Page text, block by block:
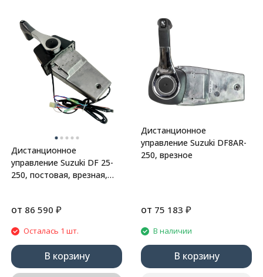
Дистанционное
управление Suzuki DF 25-
250, постовая, врезная,
от 86 590 ₽
Осталась 1 шт.
В корзину
Дистанционное
управление Suzuki DF8AR-
250, врезное
от 75 183 ₽
В наличии
В корзину